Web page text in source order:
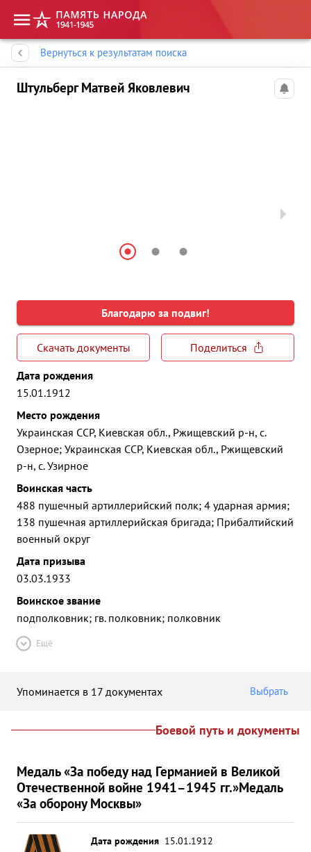
Вернуться к результатам поиска
Штульберг Матвей Яковлевич
Благодарю за подвиг!
Скачать документы
Поделиться
Дата рождения
15.01.1912
Место рождения
Украинская ССР, Киевская обл., Ржищевский р-н, с.
Озерное; Украинская ССР, Киевская обл., Ржищевский
р-н, с. Узирное
Воинская часть
488 пушечный артиллерийский полк; 4 ударная армия;
138 пушечная артиллерийская бригада; Прибалтийский
военный округ
Дата призыва
03.03.1933
Воинское звание
подполковник; гв. полковник; полковник
Ещё
Упоминается в 17 документах Выбрать
Боевой путь и документы
Медаль «За победу над Германией в Великой
Отечественной войне 1941–1945 гг.»Медаль
«За оборону Москвы»
Дата рождения 15.01.1912
Память народа